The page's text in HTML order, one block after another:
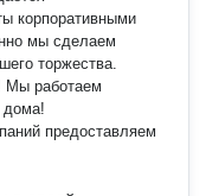
корпоративными
мы сделаем
торжества.
дома!
предоставляем